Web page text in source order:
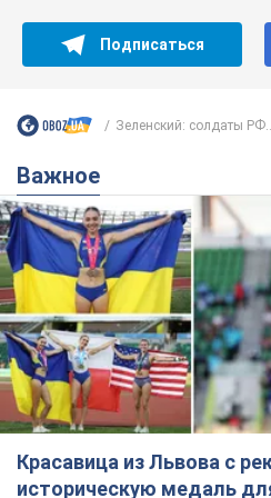
Красавица из Львова с
историческую медаль
чемпионате мира по
Видео
Наша соотечественница
9.08.2026 09:32 71,9 т.
Бритни Спирс призналась
красоты и показала
неудачной